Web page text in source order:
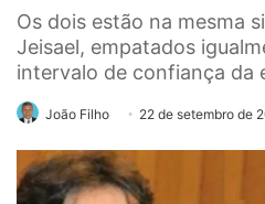
Os dois estão na mesma
Jeisael, empatados
intervalo de confiança da
João Filho 22 de setembro de